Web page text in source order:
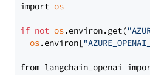
import os
if not os.environ.get(
os.environ[
from langchain_openai import